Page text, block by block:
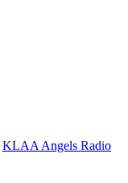
KLAA Angels Radio